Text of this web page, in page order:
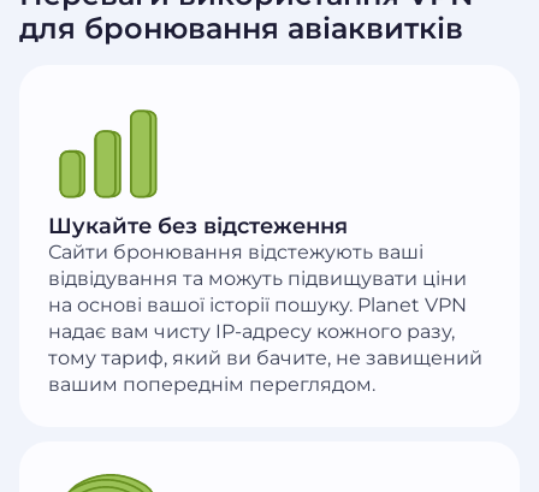
для бронювання авіаквитків
Шукайте без відстеження
Сайти бронювання відстежують ваші
відвідування та можуть підвищувати ціни
на основі вашої історії пошуку. Planet VPN
надає вам чисту IP-адресу кожного разу,
тому тариф, який ви бачите, не завищений
вашим попереднім переглядом.